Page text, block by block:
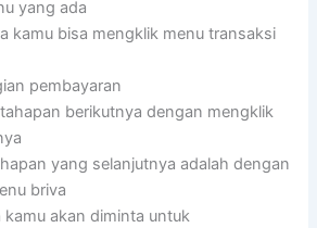
yang ada
kamu bisa mengklik menu transaksi
pembayaran
berikutnya dengan mengklik
yang selanjutnya adalah dengan
briva
kamu akan diminta untuk